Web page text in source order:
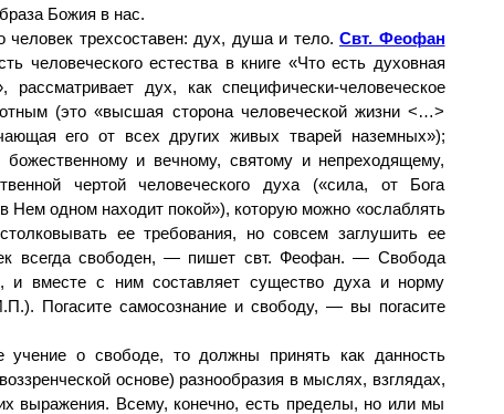
Божия в нас.
человек трехсоставен: дух, душа и тело.Свт. Феофан
человеческого естества в книге «Что есть духовная
дух, как специфически-человеческое
(это «высшая сторона человеческой жизни <…>
его от всех других живых тварей наземных»);
и вечному, святому и непреходящему,
чертой человеческого духа («сила, от Бога
Нем одном находит покой»), которую можно «ослаблять
ее требования, но совсем заглушить ее
всегда свободен, — пишет свт. Феофан. — Свобода
и вместе с ним составляет существо духа и норму
Погасите самосознание и свободу, — вы погасите
о свободе, то должны принять как данность
основе) разнообразия в мыслях, взглядах,
выражения. Всему, конечно, есть пределы, но или мы